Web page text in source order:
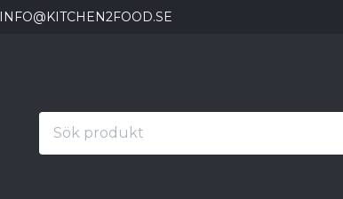
INFO@KITCHEN2FOOD.SE